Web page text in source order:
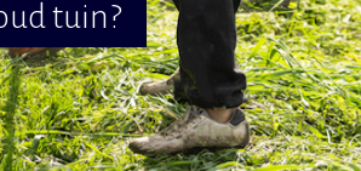
tuin?